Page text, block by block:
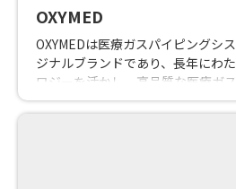
OXYMED
OXYMEDは医療ガスパイピングシ
ジナルブランドであり、長年にわ
ロジーを活かし、高品質な医療ガ
しています。 医療ガス供給設備に